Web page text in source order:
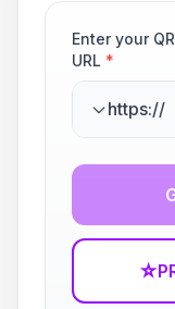
Enter your
URL *
https://
☆